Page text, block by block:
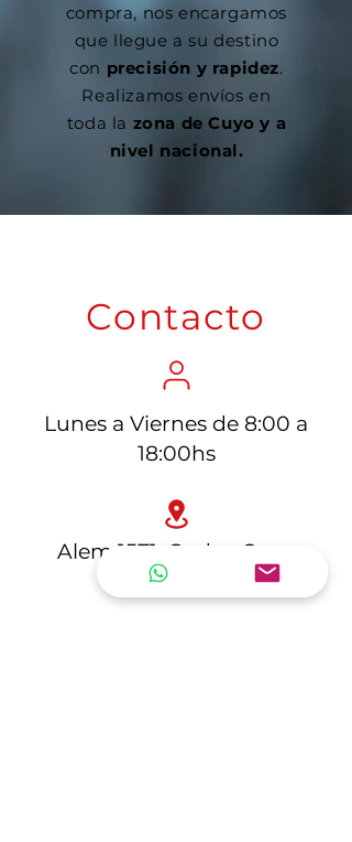
compra, nos encargamos
que llegue a su destino
con precisión y rapidez.
Realizamos envíos en
toda la zona de Cuyo y a
nivel nacional.
Contacto
Lunes a Viernes de 8:00 a
18:00hs
Alem 1571, Godoy Cruz,
Mendoza